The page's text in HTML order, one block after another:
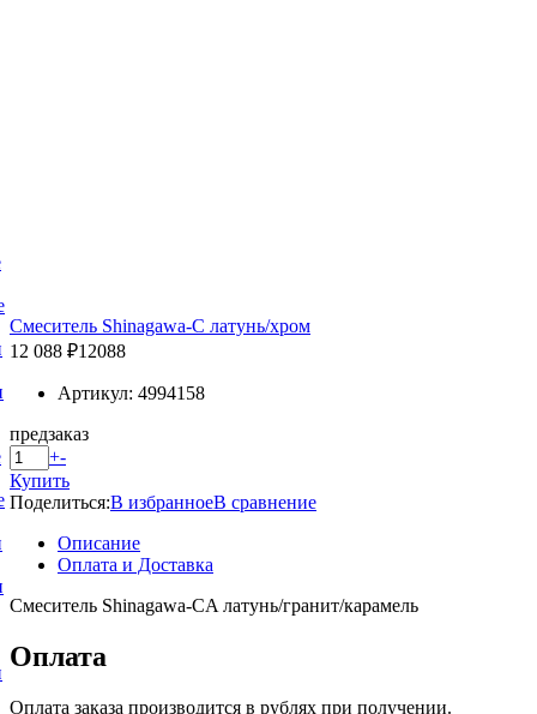
Смеситель Shinagawa-C латунь/хром
12 088 ₽12088
Артикул: 4994158
предзаказ
+-
Купить
Поделиться:В избранноеВ сравнение
Описание
Оплата и Доставка
Смеситель Shinagawa-CA латунь/гранит/карамель
Оплата
Оплата заказа производится в рублях при получении.